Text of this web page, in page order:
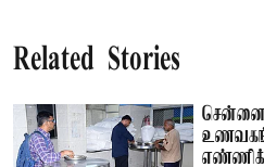
Related Stories